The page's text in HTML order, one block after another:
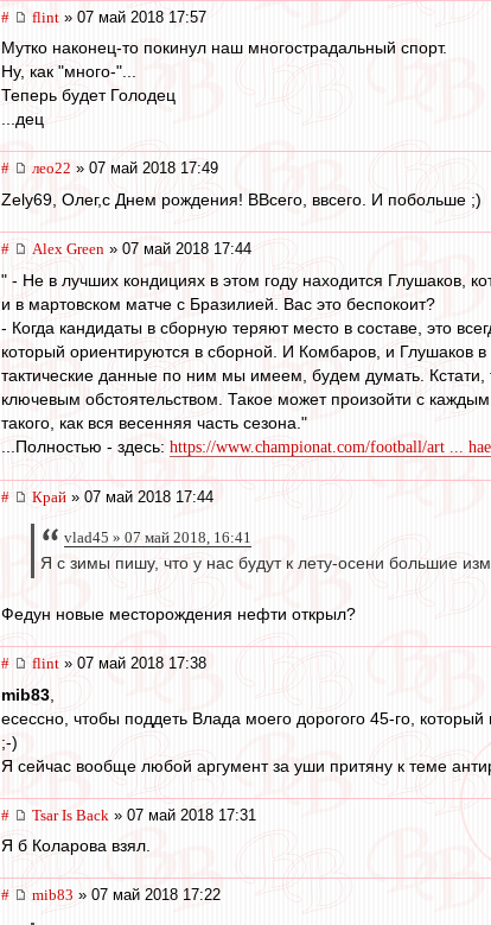
# flint » 07 май 2018 17:57
Мутко наконец-то покинул наш многострадальный спорт.
Ну, как "много-"...
Теперь будет Голодец
...дец
# лео22 » 07 май 2018 17:49
Zely69, Олег,с Днем рождения! ВВсего, ввсего. И побольше ;)
# Alex Green » 07 май 2018 17:44
" - Не в лучших кондициях в этом году находится Глушаков,
и в мартовском матче с Бразилией. Вас это беспокоит?
- Когда кандидаты в сборную теряют место в составе, это
который ориентируются в сборной. И Комбаров, и Глушаков
тактические данные по ним мы имеем, будем думать.
ключевым обстоятельством. Такое может произойти с
такого, как вся весенняя часть сезона."
...Полностью - здесь: https://www.championat.com/football/art ...
# Край » 07 май 2018 17:44
vlad45 » 07 май 2018, 16:41
Я с зимы пишу, что у нас будут к лету-осени большие
Федун новые месторождения нефти открыл?
# flint » 07 май 2018 17:38
mib83
есессно, чтобы поддеть Влада моего дорогого 45-го, который
;-)
Я сейчас вообще любой аргумент за уши притяну к теме
# Tsar Is Back » 07 май 2018 17:31
Я б Коларова взял.
# mib83 » 07 май 2018 17:22